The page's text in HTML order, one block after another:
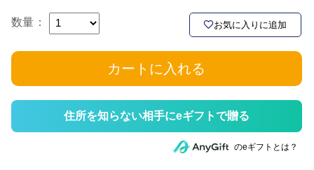
数量： お気に入りに追加
カートに入れる
住所を知らない相手にeギフトで贈る
のeギフトとは？